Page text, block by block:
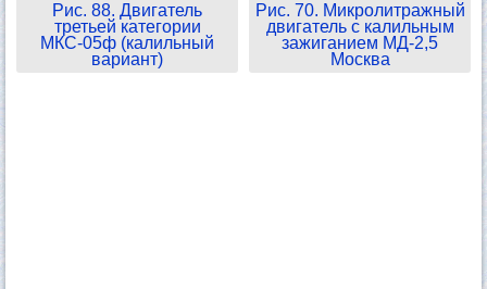
Рис. 88. Двигатель
третьей категории
МКС-05ф (калильный
вариант)
Рис. 70. Микролитражный
двигатель с калильным
зажиганием МД-2,5
Москва